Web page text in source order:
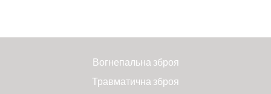
Вогнепальна зброя
Травматична зброя